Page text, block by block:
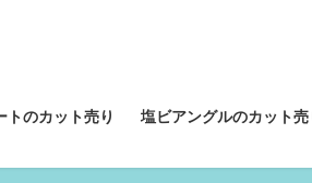
トのカット売り 塩ビアングルのカット売